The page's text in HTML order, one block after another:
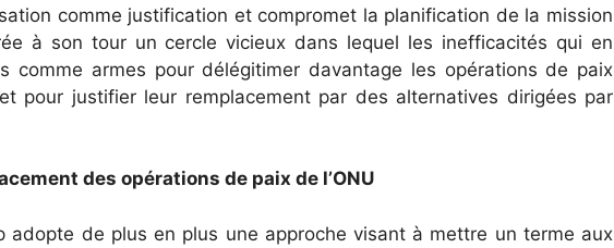
comme justification et compromet la planification de la mission
à son tour un cercle vicieux dans lequel les inefficacités qui en
comme armes pour délégitimer davantage les opérations de paix
pour justifier leur remplacement par des alternatives dirigées par
des opérations de paix de l’ONU
adopte de plus en plus une approche visant à mettre un terme aux